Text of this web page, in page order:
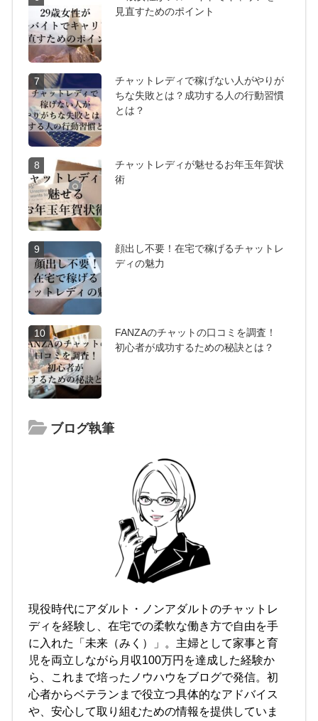
見直すためのポイント
7
チャットレディで稼げない人がやりが
ちな失敗とは？成功する人の行動習慣
とは？
8
チャットレディが魅せるお年玉年賀状
術
9
顔出し不要！在宅で稼げるチャットレ
ディの魅力
10
FANZAのチャットの口コミを調査！
初心者が成功するための秘訣とは？
ブログ執筆
現役時代にアダルト・ノンアダルトのチャットレ
ディを経験し、在宅での柔軟な働き方で自由を手
に入れた「未来（みく）」。主婦として家事と育
児を両立しながら月収100万円を達成した経験か
ら、これまで培ったノウハウをブログで発信。初
心者からベテランまで役立つ具体的なアドバイス
や、安心して取り組むための情報を提供していま